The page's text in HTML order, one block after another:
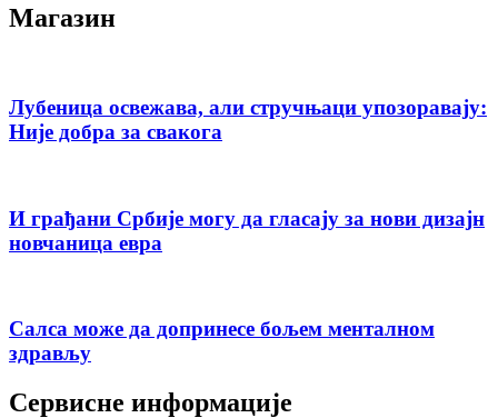
Магазин
Лубеница освежава, али стручњаци упозоравају:
Није добра за свакога
И грађани Србије могу да гласају за нови дизајн
новчаница евра
Салса може да допринесе бољем менталном
здрављу
Сервисне информације